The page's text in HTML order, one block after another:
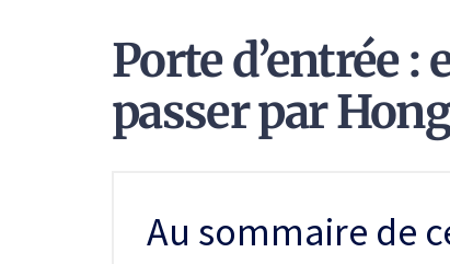
Porte d’entrée :
passer par
Au sommaire de